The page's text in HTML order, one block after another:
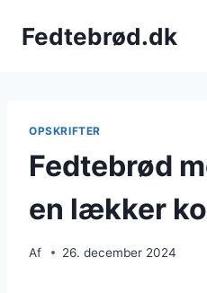
Fedtebrød.dk
OPSKRIFTER
Fedtebrød
en lækker
Af 26. december 2024